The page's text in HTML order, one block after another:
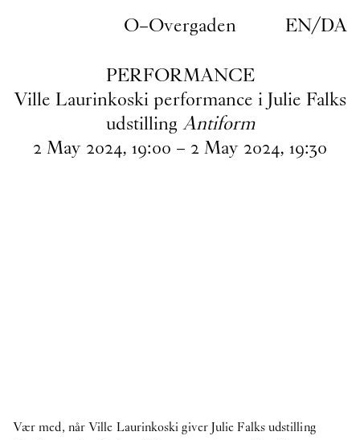
O–Overgaden EN/DA
PERFORMANCE
Ville Laurinkoski performance i Julie Falks
udstilling Antiform
2 May2024, 19:00 – 2 May2024, 19:30
Vær med, når Ville Laurinkoski giver Julie Falks udstilling